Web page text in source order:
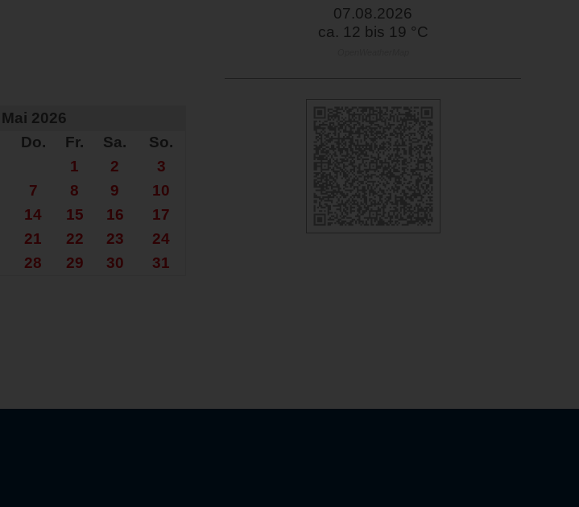
Mai 2026
Do. Fr. Sa.
So.
1
2
3
7 8 9
10
14 15 16
17
21 22 23
24
28 29 30 31
07.08.2026
ca. 12 bis 19 °C